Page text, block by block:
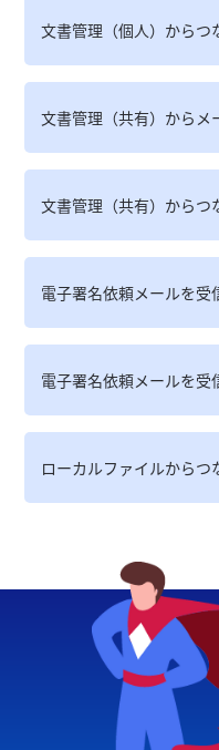
文書管理（個人）からつ
文書管理（共有）からメ
文書管理（共有）からつ
電子署名依頼メールを受
電子署名依頼メールを受
ローカルファイルからつ